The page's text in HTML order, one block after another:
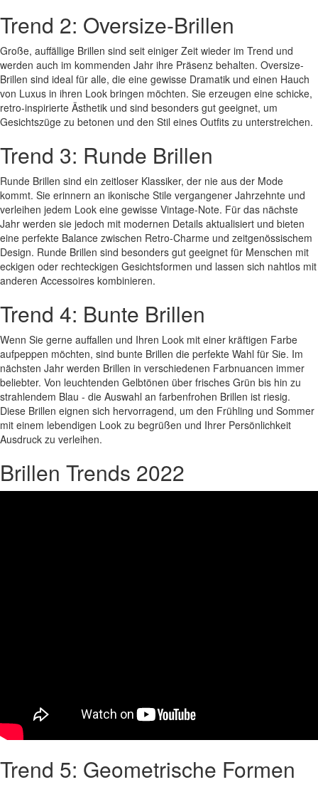
Trend 2: Oversize-Brillen
Große, auffällige Brillen sind seit einiger Zeit wieder im Trend und
werden auch im kommenden Jahr ihre Präsenz behalten. Oversize-
Brillen sind ideal für alle, die eine gewisse Dramatik und einen Hauch
von Luxus in ihren Look bringen möchten. Sie erzeugen eine schicke,
retro-inspirierte Ästhetik und sind besonders gut geeignet, um
Gesichtszüge zu betonen und den Stil eines Outfits zu unterstreichen.
Trend 3: Runde Brillen
Runde Brillen sind ein zeitloser Klassiker, der nie aus der Mode
kommt. Sie erinnern an ikonische Stile vergangener Jahrzehnte und
verleihen jedem Look eine gewisse Vintage-Note. Für das nächste
Jahr werden sie jedoch mit modernen Details aktualisiert und bieten
eine perfekte Balance zwischen Retro-Charme und zeitgenössischem
Design. Runde Brillen sind besonders gut geeignet für Menschen mit
eckigen oder rechteckigen Gesichtsformen und lassen sich nahtlos mit
anderen Accessoires kombinieren.
Trend 4: Bunte Brillen
Wenn Sie gerne auffallen und Ihren Look mit einer kräftigen Farbe
aufpeppen möchten, sind bunte Brillen die perfekte Wahl für Sie. Im
nächsten Jahr werden Brillen in verschiedenen Farbnuancen immer
beliebter. Von leuchtenden Gelbtönen über frisches Grün bis hin zu
strahlendem Blau - die Auswahl an farbenfrohen Brillen ist riesig.
Diese Brillen eignen sich hervorragend, um den Frühling und Sommer
mit einem lebendigen Look zu begrüßen und Ihrer Persönlichkeit
Ausdruck zu verleihen.
Brillen Trends 2022
Trend 5: Geometrische Formen